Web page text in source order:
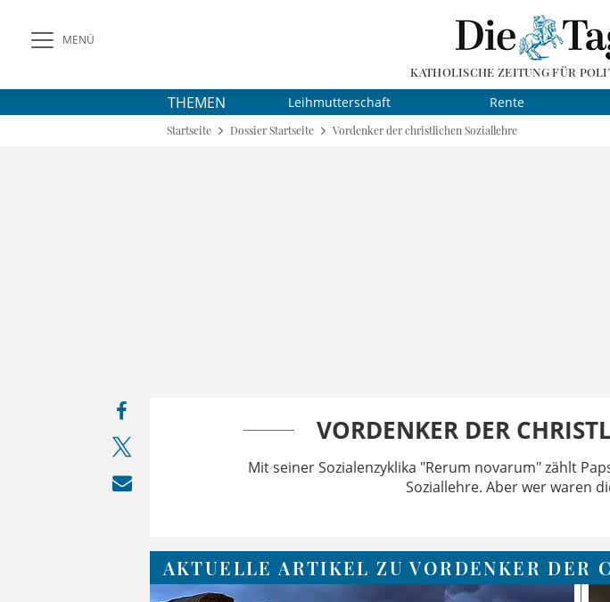
MENÜ
KATHOLISCHE ZEITUNG FÜR
THEMEN Leihmutterschaft Rente
Startseite Dossier Startseite Vordenker der christlichen Soziallehre
VORDENKER DER
Mit seiner Sozialenzyklika "Rerum novarum" zählt
Soziallehre. Aber wer waren
AKTUELLE ARTIKEL ZU VORDENKER DER